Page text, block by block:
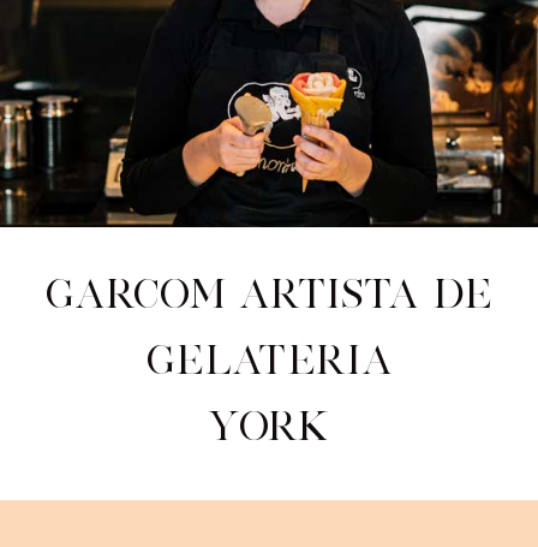
Garcom artista de
gelateria
York